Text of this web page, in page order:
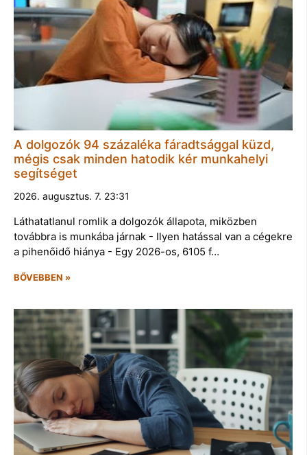
A dolgozók 94 százaléka fáradtsággal küzd,
mégis csak minden hatodik kér munkahelyi
segítséget
2026. augusztus. 7. 23:31
Láthatatlanul romlik a dolgozók állapota, miközben
továbbra is munkába járnak - Ilyen hatással van a cégekre
a pihenőidő hiánya - Egy 2026-os, 6105 f…
BŐVEBBEN »